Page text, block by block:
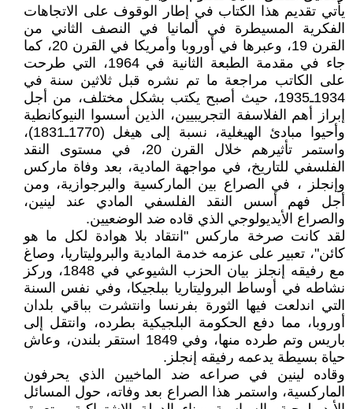
يأتي تقديم هذا الكتاب في إطار الوقوف على الاتجاهات
الفكرية المسيطرة في ألمانيا في النصف الثاني من
القرن 19، وعبرها في أوروبا وأمريكا في القرن 20، كما
جاء في مقدمة الطبعة الثانية في 1964، التي طرحت
على الكاتب مراجعة ما تم نشره قبل ثلاثين سنة في
1934ـ1935، حيث أصبح يكتب بشكل مختلف، من أجل
إبراز أهم الفلاسفة التجريبيين، الذين أسسوا النيوكانطية
وأحيوا مبادئ الهيغلية، نسبة إلى هيغل (1770ـ1831)،
واستمر تأثيرهم خلال القرن 20، في مستوى النقد
الفلسفي للتاريخ، في مواجهة المادية، بعد وفاة ماركس
وإنجلز ، في الصراع بين الماركسية والبرجوازية، ومن
أجل فهم أسس النقد الفلسفي المادي عند لينين،
والصراع الأيديولوجي الذي قاده ضد الوضعيين.
لقد كانت صرخة ماركس "انتقاد بلا هوادة لكل ما هو
كائن"، تعبير على عزمه خدمة المادية والبروليتاريا، وصاغ
مع رفيقه إنجلز بيان الحزب الشيوعي في 1848، وركز
نشاطه في أوساط البروليتاريا ببلجيكا، وفي نفس السنة
التي اندلعت فيها الثورة بفرنسا وانتشرت بباقي بلدان
أوروبا، مما دفع الحكومة البلجيكية بطرده، وانتقل إلى
باريس وتم طرده منها، وفي 1849 استقر بلندن، وعاش
حياة بسيطة يدعمه رفيقه إنجلز.
وقاده لينين في صراعه ضد الماخيين الذي يحرفون
الماركسية، واستمر هذا الصراع بعد وفاته، حول المسائل